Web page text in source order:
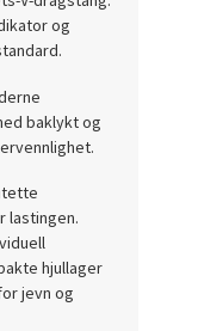
og
baklykt og
lastingen.
hjullager
jevn og